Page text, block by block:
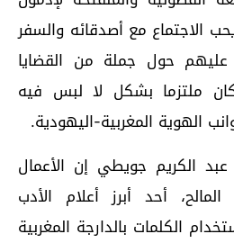
الاجتماع مع أصدقائه والسفر
حول جملة من القضايا
ملتزما بشكل لا لبس فيه
الهوية المغربية-اليهودية.
الكريم جويطي إن الأعمال
أحد أبرز أعلام الأدب
الكلمات بالدارجة المغربية